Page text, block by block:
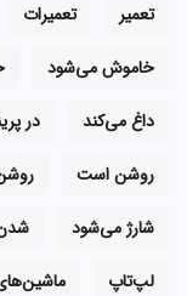
تعمیر
تعمیرات
خاموش می‌شود
داغ می‌کند
در
روشن است
شارژ می‌شود
لپ‌تاپ